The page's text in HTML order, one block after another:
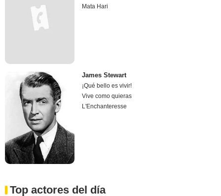
Mata Hari
James Stewart
¡Qué bello es vivir!
Vive como quieras
L'Enchanteresse
Top actores del día